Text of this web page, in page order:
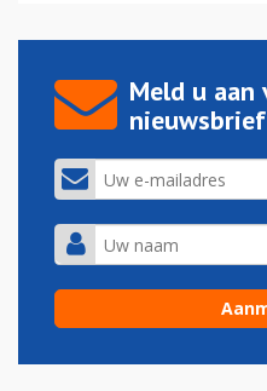
Meld u aan
nieuwsbrief